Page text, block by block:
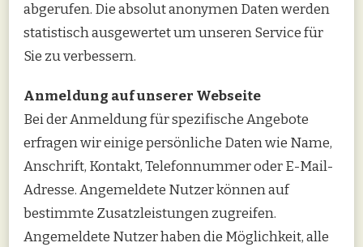
abgerufen. Die absolut anonymen Daten werden
statistisch ausgewertet um unseren Service für
Sie zu verbessern.
Anmeldung auf unserer Webseite
Bei der Anmeldung für spezifische Angebote
erfragen wir einige persönliche Daten wie Name,
Anschrift, Kontakt, Telefonnummer oder E-Mail-
Adresse. Angemeldete Nutzer können auf
bestimmte Zusatzleistungen zugreifen.
Angemeldete Nutzer haben die Möglichkeit, alle